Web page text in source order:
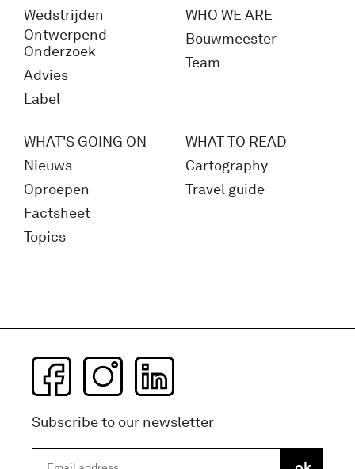
Wedstrijden
Ontwerpend
Onderzoek
Advies
Label
WHO WE ARE
Bouwmeester
Team
WHAT'S GOING ON
Nieuws
Oproepen
Factsheet
Topics
WHAT TO READ
Cartography
Travel guide
Subscribe to our newsletter